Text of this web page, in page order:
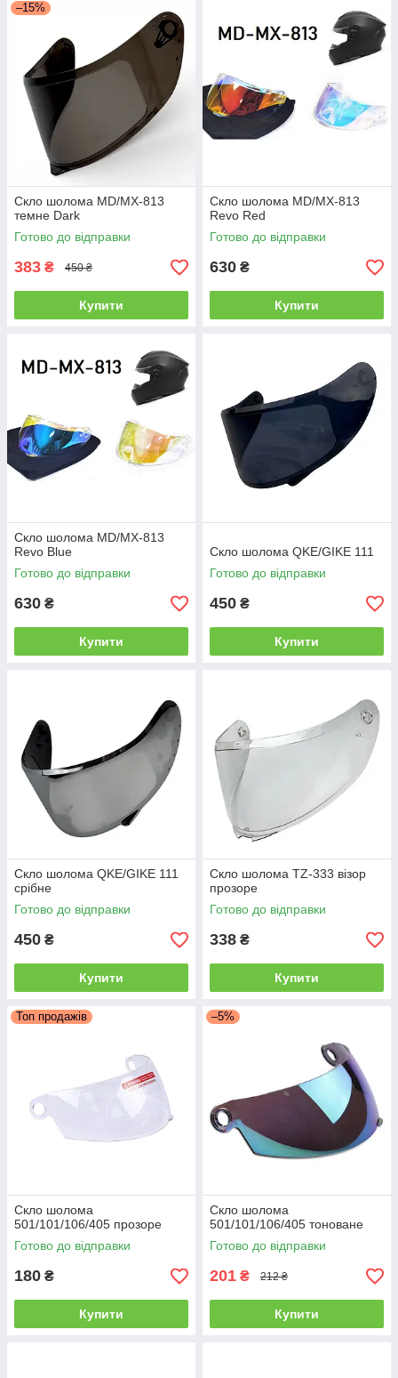
–15%
Скло шолома MD/MX-813
темне Dark
Готово до відправки
383 ₴ 450 ₴
Купити
Скло шолома MD/MX-813
Revo Red
Готово до відправки
630 ₴
Купити
Скло шолома MD/MX-813
Revo Blue
Готово до відправки
630 ₴
Купити
Скло шолома QKE/GIKE 111
Готово до відправки
450 ₴
Купити
Скло шолома QKE/GIKE 111
срібне
Готово до відправки
450 ₴
Купити
Скло шолома TZ-333 візор
прозоре
Готово до відправки
338 ₴
Купити
Топ продажів
Скло шолома
501/101/106/405 прозоре
Готово до відправки
180 ₴
Купити
–5%
Скло шолома
501/101/106/405 тоноване
Готово до відправки
201 ₴ 212 ₴
Купити